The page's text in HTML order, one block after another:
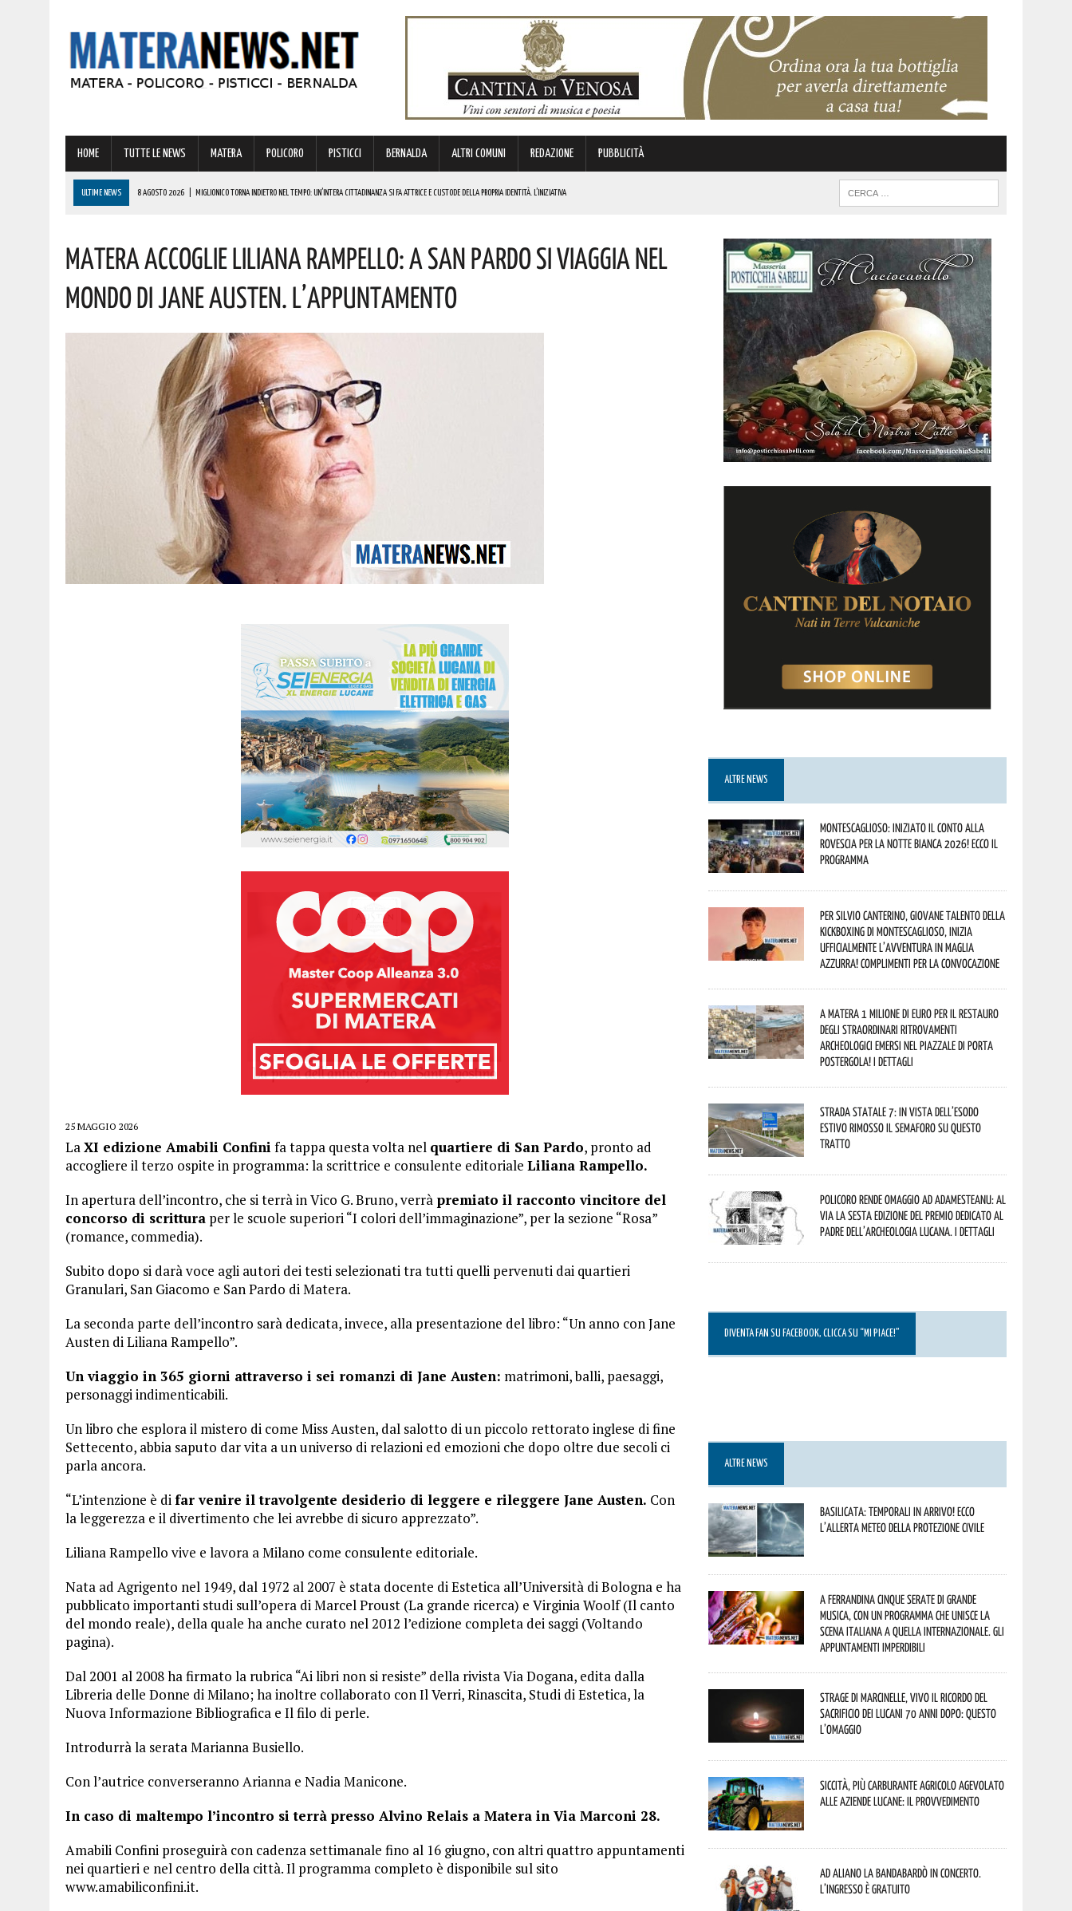
HOME TUTTE LE NEWS MATERA POLICORO PISTICCI BERNALDA ALTRI COMUNI REDAZIONE PUBBLICITÀ
ULTIME NEWS 8 AGOSTO 2026 MIGLIONICO TORNA INDIETRO NEL TEMPO: UN’INTERA CITTADINANZA SI FA ATTRICE E CUSTODE DELLA PROPRIA IDENTITÀ. L’INIZIATIVA
8 AGOSTO 2026 BONUS CORSO DI LINGUE 2026, COME RICHIEDERLO ALL’INPS E A CHI SPETTA
8 AGOSTO 2026 BASILICATA: OLTRE 151 MILIONI PER IMPRESE, LAVORO ED ENERGIA SOSTENIBILE. I DETTAGLI
Matera Accoglie Liliana Rampello: A San Pardo Si Viaggia Nel
Mondo Di Jane Austen. L’appuntamento
25 MAGGIO 2026
LaXI edizione Amabili Confini fa tappa questa volta nel quartiere di San Pardo, pronto ad
accogliere il terzo ospite in programma: la scrittrice e consulente editoriale Liliana Rampello.
In apertura dell’incontro, che si terrà in Vico G. Bruno, verrà premiato il racconto vincitore del
concorso di scrittura per le scuole superiori “I colori dell’immaginazione”, per la sezione “Rosa”
(romance, commedia).
Subito dopo si darà voce agli autori dei testi selezionati tra tutti quelli pervenuti dai quartieri
Granulari, San Giacomo e San Pardo di Matera.
La seconda parte dell’incontro sarà dedicata, invece, alla presentazione del libro: “Un anno con Jane
Austen di Liliana Rampello”.
Un viaggio in 365 giorni attraverso i sei romanzi di Jane Austen: matrimoni, balli, paesaggi,
personaggi indimenticabili.
Un libro che esplora il mistero di come Miss Austen, dal salotto di un piccolo rettorato inglese di fine
Settecento, abbia saputo dar vita a un universo di relazioni ed emozioni che dopo oltre due secoli ci
parla ancora.
“L’intenzione è difar venire il travolgente desiderio di leggere e rileggere Jane Austen. Con
la leggerezza e il divertimento che lei avrebbe di sicuro apprezzato”.
Liliana Rampello vive e lavora a Milano come consulente editoriale.
Nata ad Agrigento nel 1949, dal 1972 al 2007 è stata docente di Estetica all’Università di Bologna e ha
pubblicato importanti studi sull’opera di Marcel Proust (La grande ricerca) e Virginia Woolf (Il canto
del mondo reale), della quale ha anche curato nel 2012 l’edizione completa dei saggi (Voltando
pagina).
Dal 2001 al 2008 ha firmato la rubrica “Ai libri non si resiste” della rivista Via Dogana, edita dalla
Libreria delle Donne di Milano; ha inoltre collaborato con Il Verri, Rinascita, Studi di Estetica, la
Nuova Informazione Bibliografica e Il filo di perle.
Introdurrà la serata Marianna Busiello.
Con l’autrice converseranno Arianna e Nadia Manicone.
In caso di maltempo l’incontro si terrà presso Alvino Relais a Matera in Via Marconi 28.
Amabili Confini proseguirà con cadenza settimanale fino al 16 giugno, con altri quattro appuntamenti
nei quartieri e nel centro della città. Il programma completo è disponibile sul sito
www.amabiliconfini.it.
ALTRE NEWS
Montescaglioso: iniziato il conto alla
rovescia per la Notte Bianca 2026! Ecco il
programma
Per Silvio Canterino, giovane talento della
kickboxing di Montescaglioso, inizia
ufficialmente l’avventura in maglia
azzurra! Complimenti per la convocazione
A Matera 1 milione di euro per il restauro
degli straordinari ritrovamenti
archeologici emersi nel piazzale di Porta
Postergola! I dettagli
Strada statale 7: in vista dell’esodo
estivo rimosso il semaforo su questo
tratto
Policoro rende omaggio ad Adamesteanu: al
via la sesta edizione del Premio dedicato al
padre dell’archeologia lucana. I dettagli
DIVENTA FAN SU FACEBOOK, CLICCA SU “MI PIACE!”
ALTRE NEWS
Basilicata: temporali in arrivo! Ecco
l’allerta meteo della Protezione civile
A Ferrandina cinque serate di grande
musica, con un programma che unisce la
scena italiana a quella internazionale. Gli
appuntamenti imperdibili
Strage di Marcinelle, vivo il ricordo del
sacrificio dei lucani 70 anni dopo: questo
l’omaggio
Siccità, più carburante agricolo agevolato
alle aziende lucane: il provvedimento
Ad Aliano la Bandabardò in concerto.
L’ingresso è gratuito